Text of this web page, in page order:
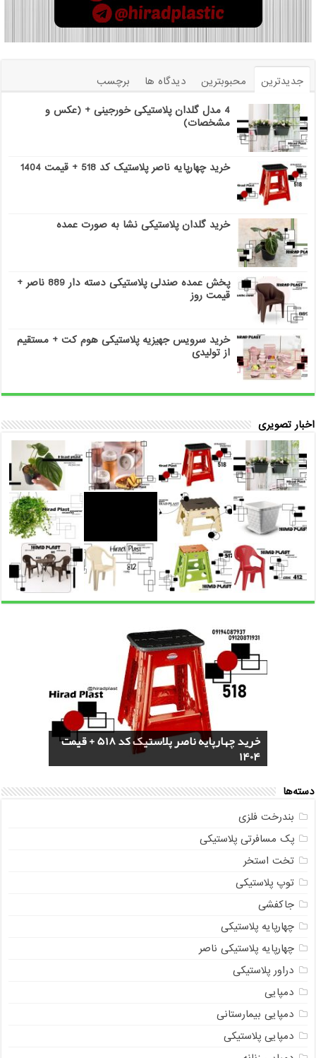
جدیدترین محبوبترین دیدگاه ها
برچسب
4 مدل گلدان پلاستیکی خورجینی + (عکس و
مشخصات)
خرید چهارپایه ناصر پلاستیک کد 518 + قیمت 1404
خرید گلدان پلاستیکی نشا به صورت عمده
پخش عمده صندلی پلاستیکی دسته دار 889 ناصر +
قیمت روز
خرید سرویس جهیزیه پلاستیکی هوم کت + مستقیم
از تولیدی
اخبار تصویری
4 مدل گلدان پلاستیکی خورجینی + (عکس و
مشخصات)
خرید چهارپایه ناصر پلاستیک کد 518 + قیمت
1404
خرید گلدان پلاستیکی نشا به صورت عمده
پخش عمده صندلی پلاستیکی دسته دار 889
ناصر + قیمت روز
خرید سرویس جهیزیه پلاستیکی هوم کت +
مستقیم از تولیدی
دسته‌ها
بندرخت فلزی
پک مسافرتی پلاستیکی
تخت استخر
توپ پلاستیکی
جاکفشی
چهارپایه پلاستیکی
چهارپایه پلاستیکی ناصر
دراور پلاستیکی
دمپایی
دمپایی بیمارستانی
دمپایی پلاستیکی